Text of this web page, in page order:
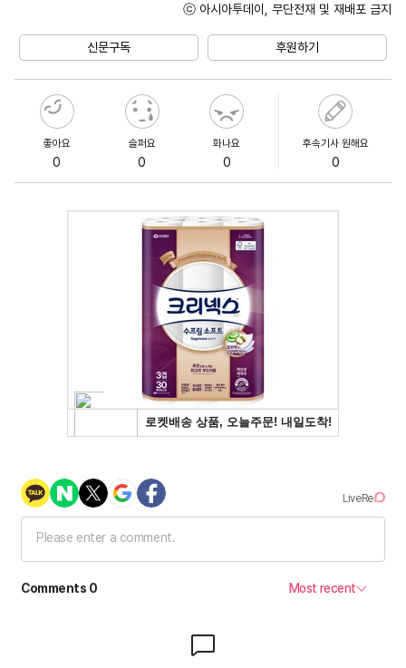
ⓒ 아시아투데이, 무단전재 및 재배포 금지
신문구독 후원하기
좋아요
0
슬퍼요
0
화나요
0
후속기사 원해요
0